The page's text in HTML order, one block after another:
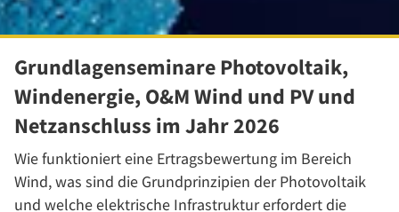
Grundlagenseminare Photovoltaik,
Windenergie, O&M Wind und PV und
Netzanschluss im Jahr 2026
Wie funktioniert eine Ertragsbewertung im Bereich
Wind, was sind die Grundprinzipien der Photovoltaik
und welche elektrische Infrastruktur erfordert die